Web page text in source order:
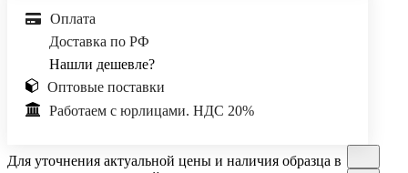
Оплата
Доставка по РФ
Нашли дешевле?
Оптовые поставки
Работаем с юрлицами. НДС 20%
Для уточнения актуальной цены и наличия образца в